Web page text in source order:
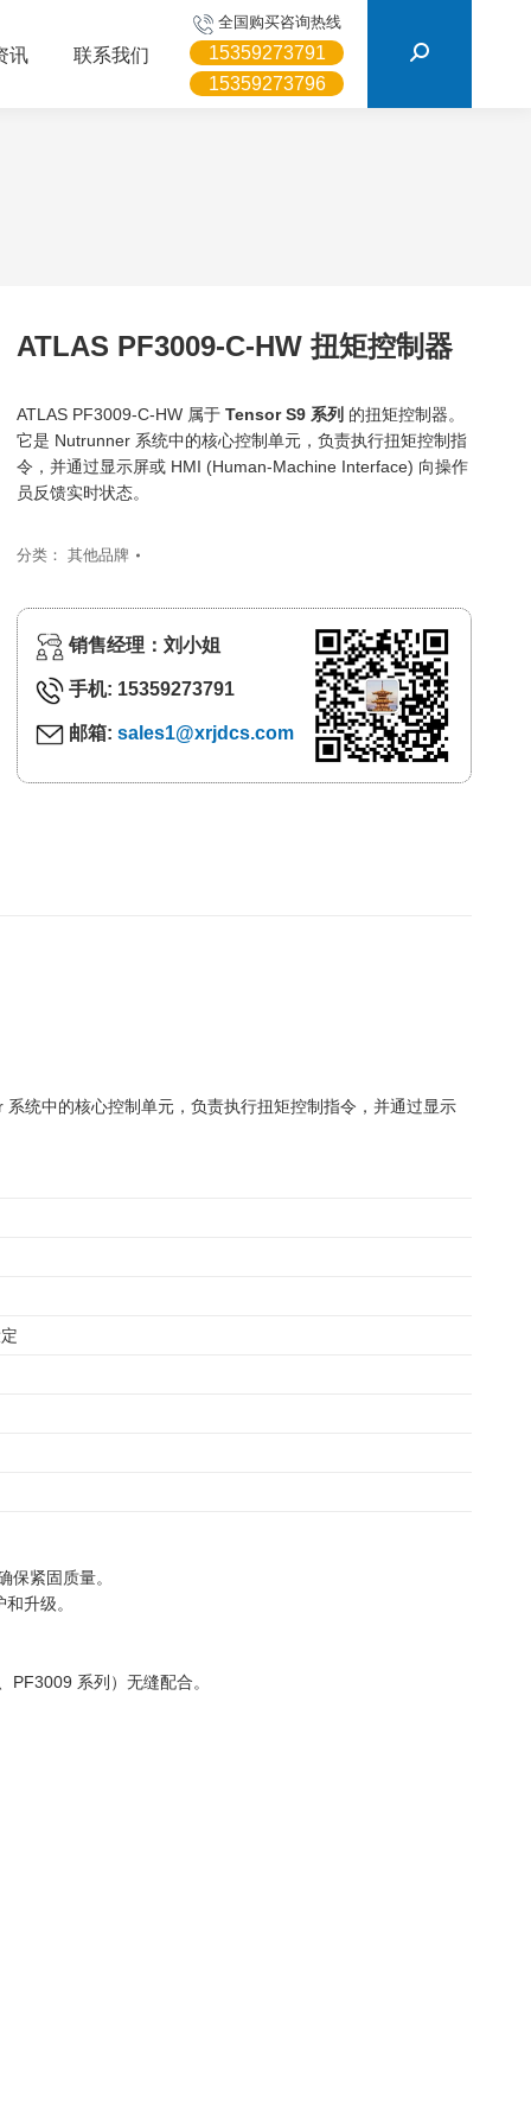
讯 联系我们
全国购买咨询热线
15359273791
15359273796
ATLAS PF3009-C-HW 扭矩控制器
ATLAS PF3009-C-HW 属于 Tensor S9 系列 的扭矩控制器。
它是 Nutrunner 系统中的核心控制单元，负责执行扭矩控制指
令，并通过显示屏或 HMI (Human-Machine Interface) 向操作
员反馈实时状态。
分类： 其他品牌
销售经理：刘小姐
手机: 15359273791
邮箱: sales1@xrjdcs.com
统中的核心控制单元，负责执行扭矩控制指令，并通过显示
保紧固质量。
升级。
PF3009 系列）无缝配合。